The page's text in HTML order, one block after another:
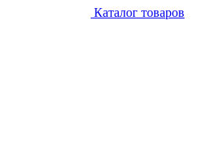
Каталог товаров